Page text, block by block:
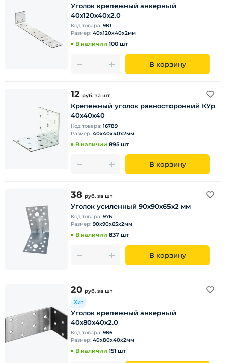
Уголок крепежный анкерный
40х120х40х2.0
Код товара: 981
Размер: 40х120х40х2мм
В наличии 100 шт
В корзину
12 руб. за шт
Крепежный уголок равносторонний КУр
40х40х40
Код товара: 16789
Размер: 40х40х40х2мм
В наличии 895 шт
В корзину
38 руб. за шт
Уголок усиленный 90х90х65х2 мм
Код товара: 976
Размер: 90х90х65х2мм
В наличии 837 шт
В корзину
20 руб. за шт
Хит
Уголок крепежный анкерный
40х80х40х2.0
Код товара: 986
Размер: 40х80х40х2мм
В наличии 151 шт